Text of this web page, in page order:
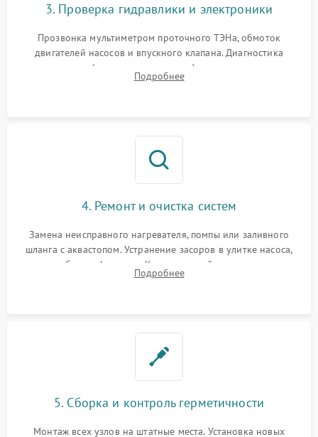
3. Проверка гидравлики и электроники
Прозвонка мультиметром проточного ТЭНа, обмоток
двигателей насосов и впускного клапана. Диагностика
прессостата (датчика уровня воды), датчика мутности,
концевика дверцы и электронного модуля управления.
Подробнее
4. Ремонт и очистка систем
Замена неисправного нагревателя, помпы или заливного
шланга с аквастопом. Устранение засоров в улитке насоса,
патрубках и фильтрах. Компонентный ремонт платы
управления, восстановление поврежденной проводки.
Подробнее
5. Сборка и контроль герметичности
Монтаж всех узлов на штатные места. Установка новых